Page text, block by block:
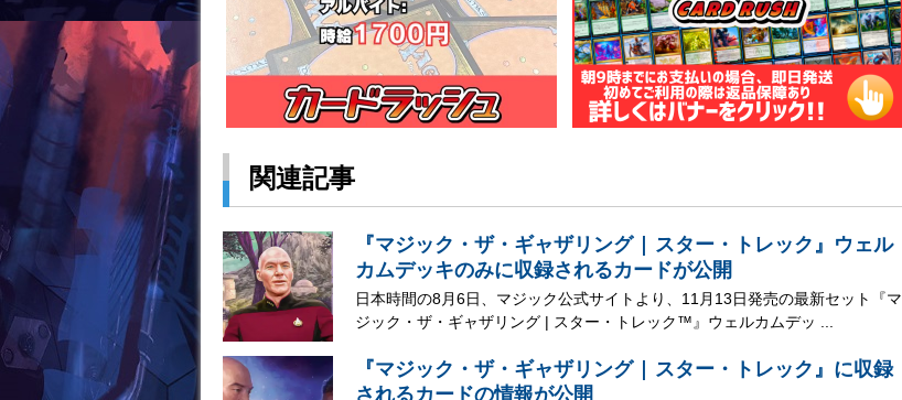
関連記事
『マジック・ザ・ギャザリング | スター・トレック』ウェル
カムデッキのみに収録されるカードが公開
日本時間の8月6日、マジック公式サイトより、11月13日発売の最新セット『マ
ジック・ザ・ギャザリング | スター・トレック™』ウェルカムデッ ...
『マジック・ザ・ギャザリング | スター・トレック』に収録
されるカードの情報が公開